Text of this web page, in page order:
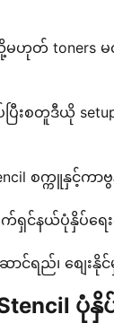
မဟုတ် toners
စ်စပ်ပြီးစတူ
စက္ကူနှင့်ကာဗွ
င်နယ်ပုံနှိပ်ရေ
ာင်ရည်၊ စျေ
ပုံ